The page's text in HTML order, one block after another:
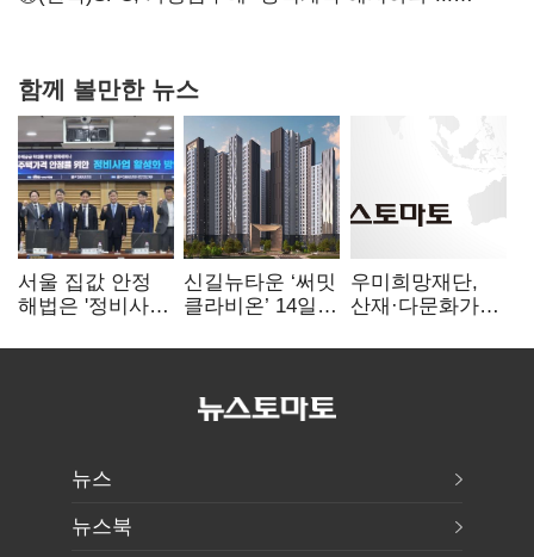
함께 볼만한 뉴스
서울 집값 안정
해법은 '정비사업
분쟁 해소도 과제
신길뉴타운 ‘써밋
클라비온’ 14일
우미희망재단,
산재·다문화가정
해외캠프 성료
뉴스
뉴스북